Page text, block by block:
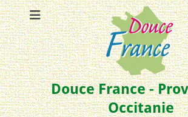
Douce France -
Occitanie